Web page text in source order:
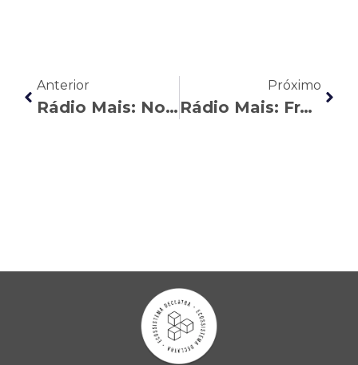
Anterior
Rádio Mais: Noa Piatã esclarece as principais dúvidas geradas pela Reforma da Previdência
Próximo
Rádio Mais: Francine Cadó explica cinco erros que podem atrasar a aposentadoria